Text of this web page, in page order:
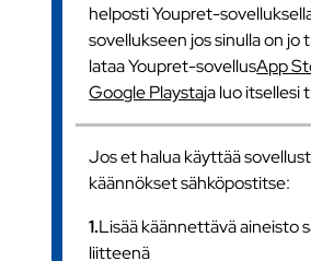
helposti Youpret-
sovellukseen jos sinulla on jo
lataa Youpret-sovellusApp
Google Playstaja luo itsellesi
Jos et halua käyttää
käännökset sähköpostitse:
1.Lisää käännettävä aineisto
liitteenä